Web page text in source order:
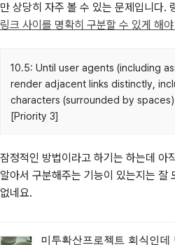
만 상당히 자주 볼 수 있는 문제입니다.
링크 사이를 명확히 구분할 수 있게 해
10.5: Until user agents (including
render adjacent links distinctly,
characters (surrounded by
[Priority 3]
잠정적인 방법이라고 하기는 하는데 아
알아서 구분해주는 기능이 있는지는 잘
없네요.